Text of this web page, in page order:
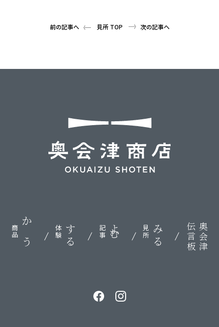
前の記事へ 見所 TOP 次の記事へ
かう
商品 する
体験 よむ
記事 みる
見所 奥会津
伝言板